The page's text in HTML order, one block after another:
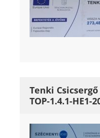
Tenki
TOP-1.4.1-HE1-